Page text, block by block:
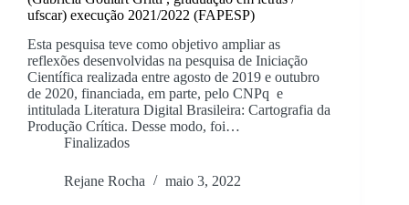
ufscar) execução 2021/2022 (FAPESP)
Esta pesquisa teve como objetivo ampliar as
reflexões desenvolvidas na pesquisa de Iniciação
Científica realizada entre agosto de 2019 e outubro
de 2020, financiada, em parte, pelo CNPq e
intitulada Literatura Digital Brasileira: Cartografia da
Produção Crítica. Desse modo, foi…
Finalizados
Rejane Rocha maio 3, 2022